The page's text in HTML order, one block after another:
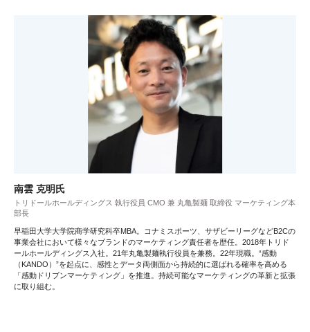
南雲 克明氏
トリドールホールディングス 執行役員 CMO 兼 丸亀製麺 取締役 マーケティング本
部長
早稲田大学大学院商学研究科卒MBA。コナミスポーツ、サザビーリーグなどB2Cの
事業会社において様々なブランドのマーケティング責任者を歴任。2018年トリド
ールホールディングス入社。21年丸亀製麺執行役員を兼務。22年現職。“感動
（KANDO）”を起点に、感性とデータ両側面から持続的に選ばれる確率を高める
「感動ドリブンマーケティング」を推進。持続可能なマーケティングの革新と拡張
に取り組む。